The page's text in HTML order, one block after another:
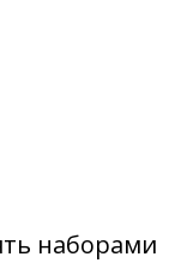
наборами